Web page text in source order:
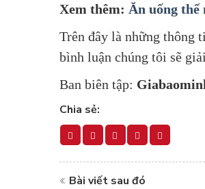
Xem thêm: Ăn uống thế
Trên đây là những thông
bình luận chúng tôi sẽ
Ban biên tập:
Chia sẻ:
Bài viết sau đó